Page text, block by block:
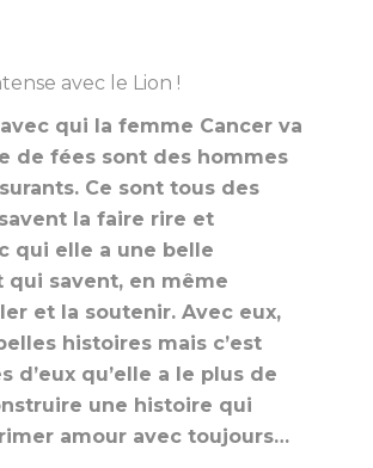
avec le Lion !
qui la femme Cancer va
de fées sont des hommes
Ce sont tous des
la faire rire et
qui elle a une belle
qui savent, en même
et la soutenir. Avec eux,
histoires mais c’est
d’eux qu’elle a le plus de
une histoire qui
amour avec toujours…